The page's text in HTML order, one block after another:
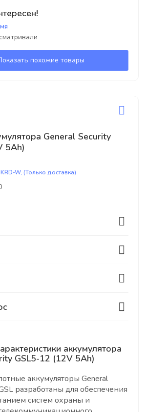
похожие товары
General Security
5Ah)
W, (Только доставка)
аккумулятора
GSL5-12 (12V 5Ah)
аккумуляторы General
разработаны для обеспечения
систем охраны и